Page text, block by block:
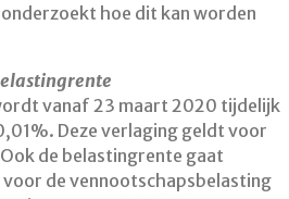
hoe dit kan worden
vanaf 23 maart 2020 tijdelijk
Deze verlaging geldt voor
de belastingrente gaat
de vennootschapsbelasting